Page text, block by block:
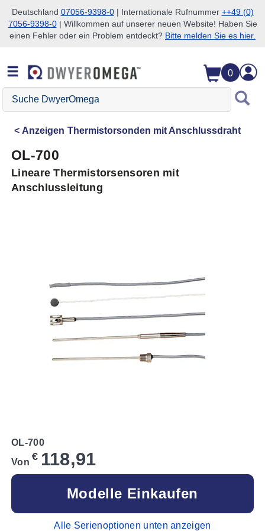
Zum Suchen überspringen
Zum Hauptinhalt überspringen
Zur Navigation überspringen
Deutschland 07056-9398-0| Internationale Rufnummer ++49 (0)
7056-9398-0| Willkommen auf unserer neuen Website! Haben Sie
einen Fehler oder ein Problem entdeckt? Bitte melden Sie es hier.
0
Suche
DwyerOmega
Anzeigen Thermistorsonden mit Anschlussdraht
OL-700
Lineare Thermistorsensoren mit
Anschlussleitung
OL-700
Von € 118,91
Modelle Einkaufen
Alle Serienoptionen unten anzeigen